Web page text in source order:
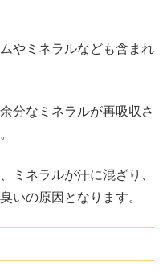
やミネラルなども含まれ
分なミネラルが再吸収さ
ミネラルが汗に混ざり、
いの原因となります。